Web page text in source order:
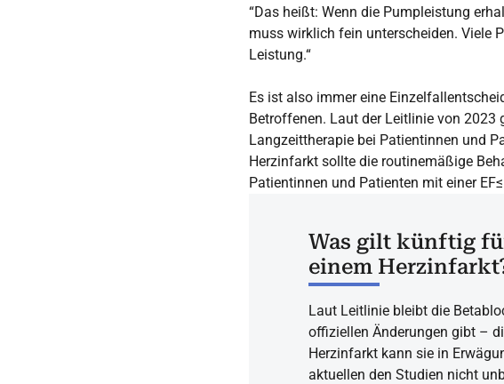
“Das heißt: Wenn die Pumpleistung
muss wirklich fein unterscheiden. Viele
Leistung.“
Es ist also immer eine
Betroffenen. Laut der Leitlinie von 2023
Langzeittherapie bei Patientinnen und
Herzinfarkt sollte die routinemäßige
Patientinnen und Patienten mit einer
Was gilt künftig
einem
Laut Leitlinie bleibt die
offiziellen Änderungen gibt –
Herzinfarkt kann sie in
aktuellen den Studien nicht